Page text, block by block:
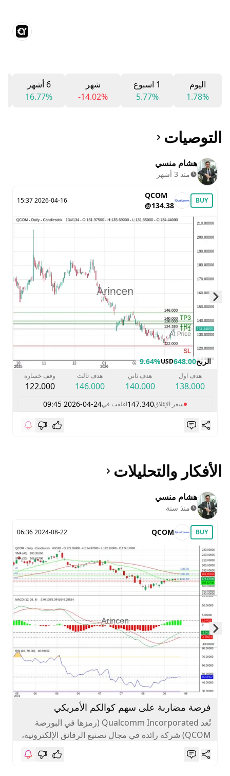
اليوم
1.78%
1 اسبوع
5.77%
شهر
-14.02%
6 أشهر
16.77%
التوصيات
هشام منسي
منذ 3 أشهر
BUY
QCOM
@134.38
2026-04-16 15:37
الربح648.00
USD
9.64%
هدف اول
138.000
هدف ثاني
140.000
هدف ثالث
146.000
وقف خسارة
122.000
سعر الإغلاق147.340اغلقت في2026-04-24 09:45
Skip to next slide page
الأفكار والتحليلات
هشام منسي
منذ سنة
BUY
QCOM
2024-08-22 06:36
فرصة مضاربة على سهم كوالكم الأمريكي
تُعد Qualcomm Incorporated (رمزها في البورصة
QCOM) شركة رائدة في مجال تصنيع الرقائق الإلكترونية،
خاصةً في مجال الاتصالات اللاسلكية. تُستخدم...
Skip to next slide page